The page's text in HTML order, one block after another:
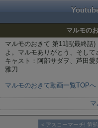
マルモの
マルモのおきて 第11話(最終話
よ。マルモありがとう、そして
キャスト：阿部サダヲ、芦田
雅刀
マルモのおきて動画一覧TOPへ
< アスコーマーチ! 第9